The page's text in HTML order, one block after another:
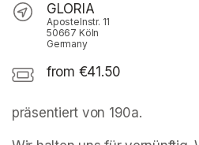
GLORIA
Apostelnstr. 11
50667 Köln
Germany
from €41.50
präsentiert von 190a.